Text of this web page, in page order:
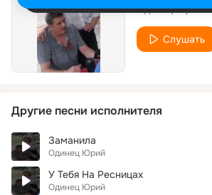
Одинец Юрий
Слушать
Другие песни исполнителя
Заманила
Одинец Юрий
У Тебя На Ресницах
Одинец Юрий